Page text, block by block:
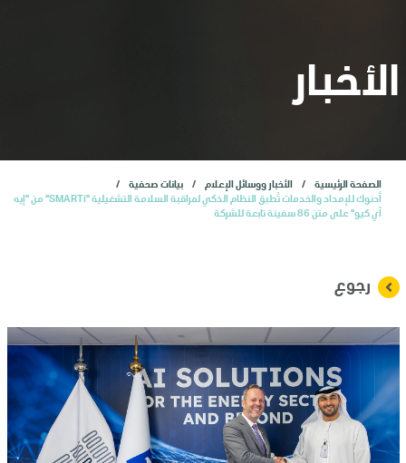
المستثمرون
خدمات
تواصل معنا
الأخبار
الصفحة الرئيسية الأخبار ووسائل الإعلام
بيانات صحفية
أدنوك للإمداد والخدمات تُطبق النظام الذكي لمراقبة السلامة التشغيلية "SMARTi" من "إيه
آي كيو" على متن 86 سفينة تابعة للشركة
رجوع